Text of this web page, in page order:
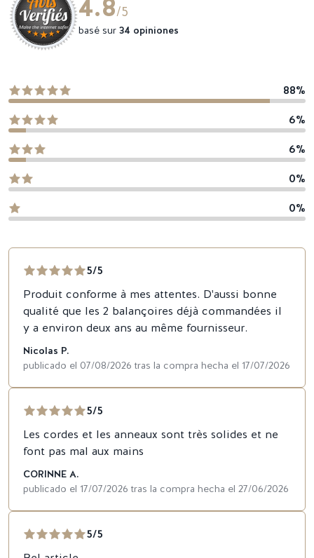
4.8/5
basé sur 34 opiniones
88%
6%
6%
0%
0%
5/5
Produit conforme à mes attentes. D'aussi bonne
qualité que les 2 balançoires déjà commandées il
y a environ deux ans au même fournisseur.
Nicolas P.
publicado el 07/08/2026 tras la compra hecha el 17/07/2026
5/5
Les cordes et les anneaux sont très solides et ne
font pas mal aux mains
CORINNE A.
publicado el 17/07/2026 tras la compra hecha el 27/06/2026
5/5